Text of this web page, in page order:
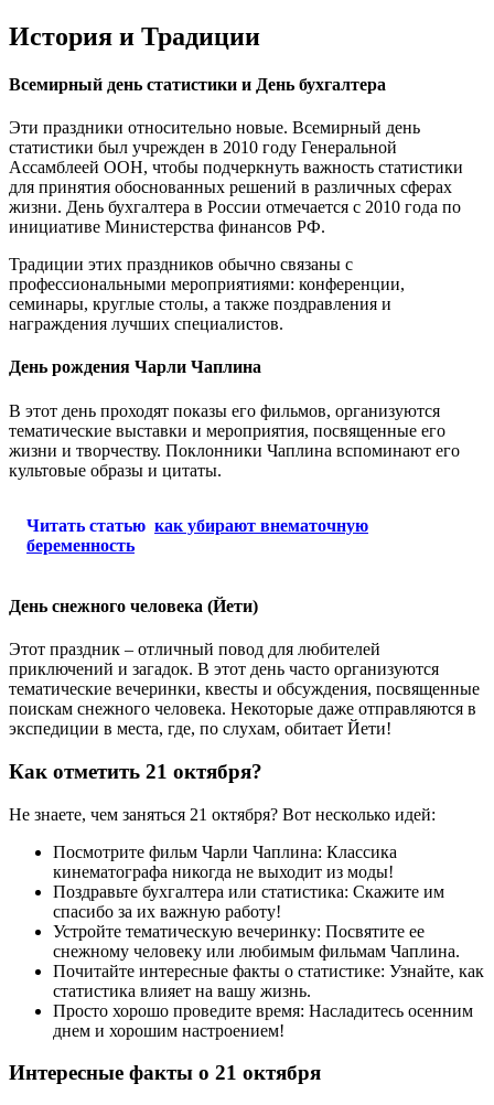
История и Традиции
Всемирный день статистики и День бухгалтера
Эти праздники относительно новые. Всемирный день
статистики был учрежден в 2010 году Генеральной
Ассамблеей ООН, чтобы подчеркнуть важность статистики
для принятия обоснованных решений в различных сферах
жизни. День бухгалтера в России отмечается с 2010 года по
инициативе Министерства финансов РФ.
Традиции этих праздников обычно связаны с
профессиональными мероприятиями: конференции,
семинары, круглые столы, а также поздравления и
награждения лучших специалистов.
День рождения Чарли Чаплина
В этот день проходят показы его фильмов, организуются
тематические выставки и мероприятия, посвященные его
жизни и творчеству. Поклонники Чаплина вспоминают его
культовые образы и цитаты.
Читать статью как убирают внематочную
беременность
День снежного человека (Йети)
Этот праздник – отличный повод для любителей
приключений и загадок. В этот день часто организуются
тематические вечеринки, квесты и обсуждения, посвященные
поискам снежного человека. Некоторые даже отправляются в
экспедиции в места, где, по слухам, обитает Йети!
Как отметить 21 октября?
Не знаете, чем заняться 21 октября? Вот несколько идей:
Посмотрите фильм Чарли Чаплина: Классика
кинематографа никогда не выходит из моды!
Поздравьте бухгалтера или статистика: Скажите им
спасибо за их важную работу!
Устройте тематическую вечеринку: Посвятите ее
снежному человеку или любимым фильмам Чаплина.
Почитайте интересные факты о статистике: Узнайте, как
статистика влияет на вашу жизнь.
Просто хорошо проведите время: Насладитесь осенним
днем и хорошим настроением!
Интересные факты о 21 октября